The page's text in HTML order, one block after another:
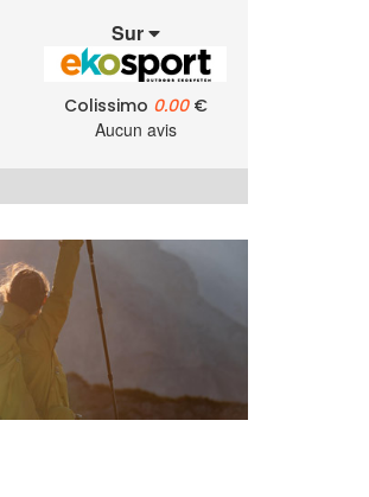
Sur
Colissimo 0.00€
Aucun avis